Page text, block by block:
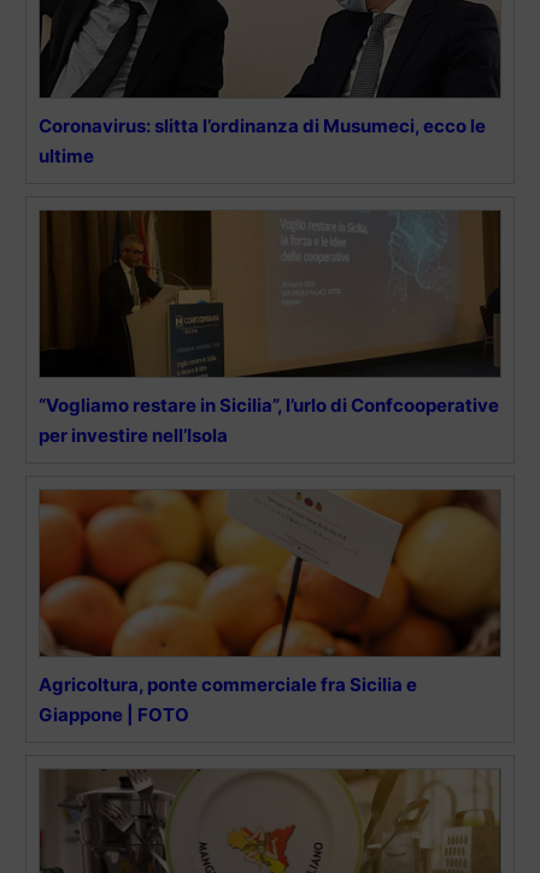
Coronavirus: slitta l’ordinanza di Musumeci, ecco le
ultime
“Vogliamo restare in Sicilia”, l’urlo di Confcooperative
per investire nell’Isola
Agricoltura, ponte commerciale fra Sicilia e
Giappone | FOTO